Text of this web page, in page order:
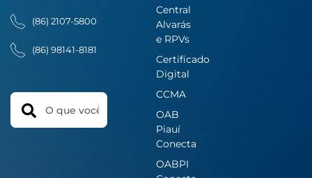
(86) 2107-5800
(86) 98141-8181
Search
Central
Alvarás
e RPVs
Certificado
Digital
CCMA
OAB
Piauí
Conecta
OABPI